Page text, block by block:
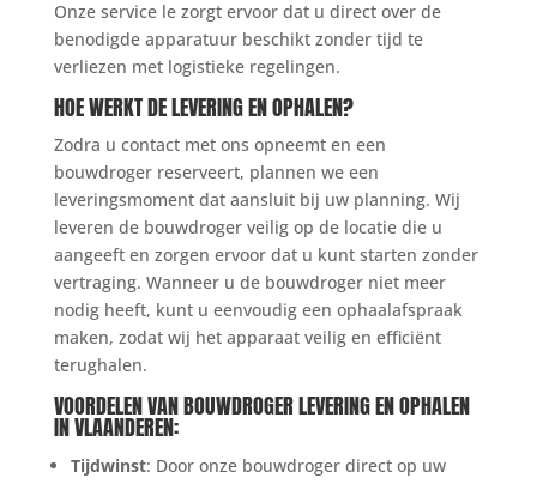
Onze service le zorgt ervoor dat u direct over de
benodigde apparatuur beschikt zonder tijd te
verliezen met logistieke regelingen.
HOE WERKT DE LEVERING EN OPHALEN?
Zodra u contact met ons opneemt en een
bouwdroger reserveert, plannen we een
leveringsmoment dat aansluit bij uw planning. Wij
leveren de bouwdroger veilig op de locatie die u
aangeeft en zorgen ervoor dat u kunt starten zonder
vertraging. Wanneer u de bouwdroger niet meer
nodig heeft, kunt u eenvoudig een ophaalafspraak
maken, zodat wij het apparaat veilig en efficiënt
terughalen.
VOORDELEN VANBOUWDROGER LEVERING EN OPHALEN
IN VLAANDEREN:
Tijdwinst: Door onze bouwdroger direct op uw